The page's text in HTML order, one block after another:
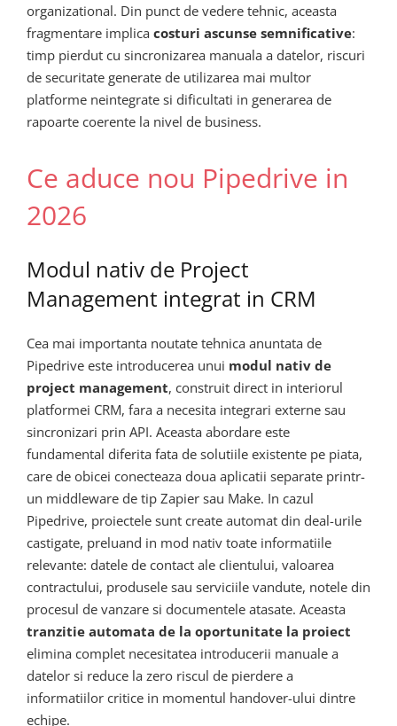
organizational. Din punct de vedere tehnic, aceasta
fragmentare implica costuri ascunse semnificative:
timp pierdut cu sincronizarea manuala a datelor, riscuri
de securitate generate de utilizarea mai multor
platforme neintegrate si dificultati in generarea de
rapoarte coerente la nivel de business.
Ce aduce nou Pipedrive in
2026
Modul nativ de Project
Management integrat in CRM
Cea mai importanta noutate tehnica anuntata de
Pipedrive este introducerea unui modul nativ de
project management, construit direct in interiorul
platformei CRM, fara a necesita integrari externe sau
sincronizari prin API. Aceasta abordare este
fundamental diferita fata de solutiile existente pe piata,
care de obicei conecteaza doua aplicatii separate printr-
un middleware de tip Zapier sau Make. In cazul
Pipedrive, proiectele sunt create automat din deal-urile
castigate, preluand in mod nativ toate informatiile
relevante: datele de contact ale clientului, valoarea
contractului, produsele sau serviciile vandute, notele din
procesul de vanzare si documentele atasate. Aceasta
tranzitie automata de la oportunitate la proiect
elimina complet necesitatea introducerii manuale a
datelor si reduce la zero riscul de pierdere a
informatiilor critice in momentul handover-ului dintre
echipe.